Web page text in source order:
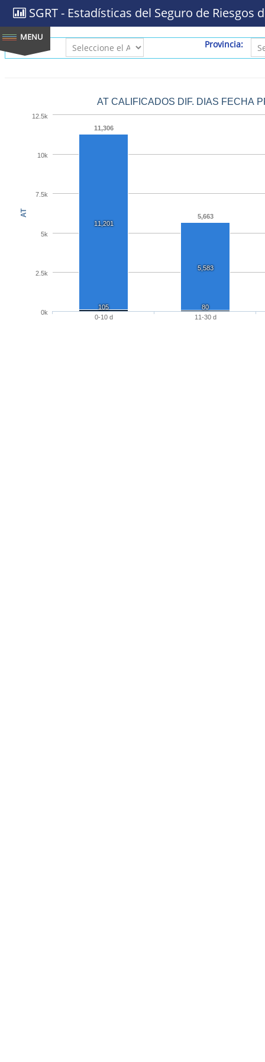
SGRT - Estadísticas del Seguro de Riesgos
Provincia:
AT
AT CALIFICADOS DIF. DIAS FECHA
11,306
5,663
11,201
5,583
105
80
0-10 d
11-30 d
0k
2.5k
5k
7.5k
10k
12.5k